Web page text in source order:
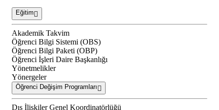
Eğitim
Akademik Takvim
Öğrenci Bilgi Sistemi (OBS)
Öğrenci Bilgi Paketi (OBP)
Öğrenci İşleri Daire Başkanlığı
Yönetmelikler
Yönergeler
Öğrenci Değişim Programları
Dış İlişkiler Genel Koordinatörlüğü